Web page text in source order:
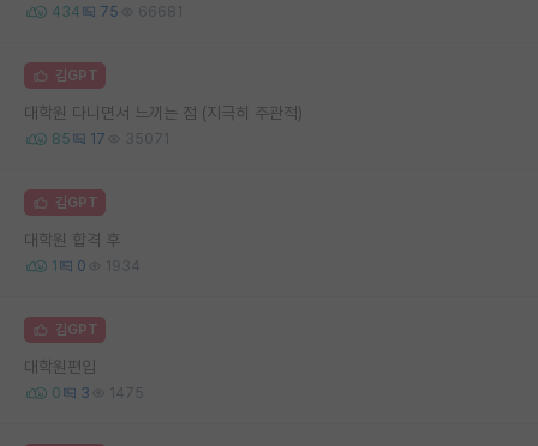
434 75 66681
김GPT
대학원 다니면서 느끼는 점 (지극히 주관적)
85 17 35071
김GPT
대학원 합격 후
1 0 1934
김GPT
대학원편입
0 3 1475